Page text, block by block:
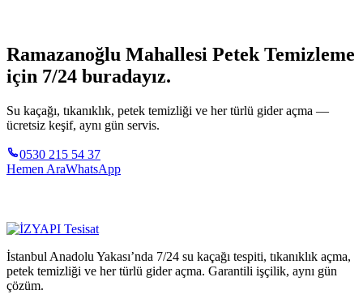
Ramazanoğlu Mahallesi Petek Temizleme
için 7/24 buradayız.
Su kaçağı, tıkanıklık, petek temizliği ve her türlü gider açma —
ücretsiz keşif, aynı gün servis.
0530 215 54 37
Hemen AraWhatsApp
İstanbul Anadolu Yakası’nda 7/24 su kaçağı tespiti, tıkanıklık açma,
petek temizliği ve her türlü gider açma. Garantili işçilik, aynı gün
çözüm.